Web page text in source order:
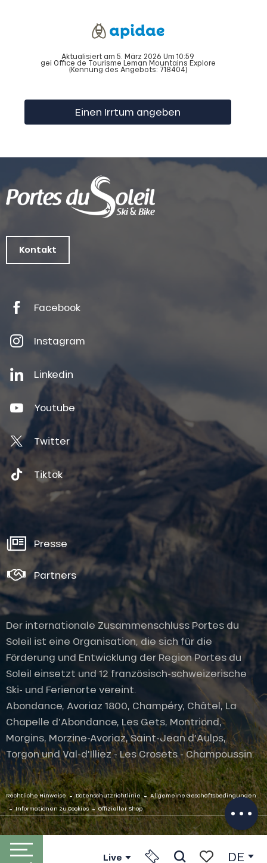
Live DE
Beschreibung
Service
Per E-Mail
kontaktieren
Aktualisiert am 5. März 2026 Um 10:59
gei Office de Tourisme Leman Mountains Explore
(Kennung des Angebots: 718404)
Einen Irrtum angeben
Kontakt
Facebook
Instagram
Linkedin
Youtube
Twitter
Tiktok
Presse
Partners
Der internationale Zusammenschluss Portes du
Soleil ist eine Organisation, die sich für die
Förderung und Entwicklung der Region Portes du
Soleil einsetzt und 12 französisch-schweizerische
Ski- und Ferienorte vereint.
Abondance, Avoriaz 1800, Champéry, Châtel, La
Chapelle d'Abondance, Les Gets, Montriond,
Morgins, Morzine-Avoriaz, Saint-Jean d'Aulps,
Torgon und Val-d'Illiez - Les Crosets - Champoussin.
Rechtliche Hinweise - Datenschutzrichtlinie - Allgemeine Geschäftsbedingungen
- Informationen zu Cookies - Offizieller Shop